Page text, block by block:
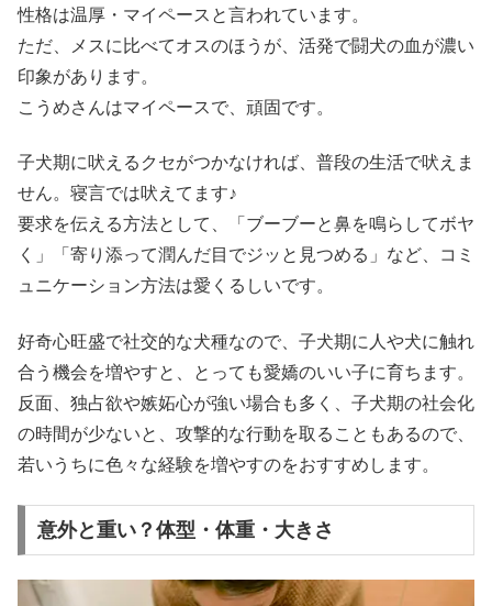
性格は温厚・マイペースと言われています。
ただ、メスに比べてオスのほうが、活発で闘犬の血が濃い
印象があります。
こうめさんはマイペースで、頑固です。
子犬期に吠えるクセがつかなければ、普段の生活で吠えま
せん。寝言では吠えてます♪
要求を伝える方法として、「ブーブーと鼻を鳴らしてボヤ
く」「寄り添って潤んだ目でジッと見つめる」など、コミ
ュニケーション方法は愛くるしいです。
好奇心旺盛で社交的な犬種なので、子犬期に人や犬に触れ
合う機会を増やすと、とっても愛嬌のいい子に育ちます。
反面、独占欲や嫉妬心が強い場合も多く、子犬期の社会化
の時間が少ないと、攻撃的な行動を取ることもあるので、
若いうちに色々な経験を増やすのをおすすめします。
意外と重い？体型・体重・大きさ